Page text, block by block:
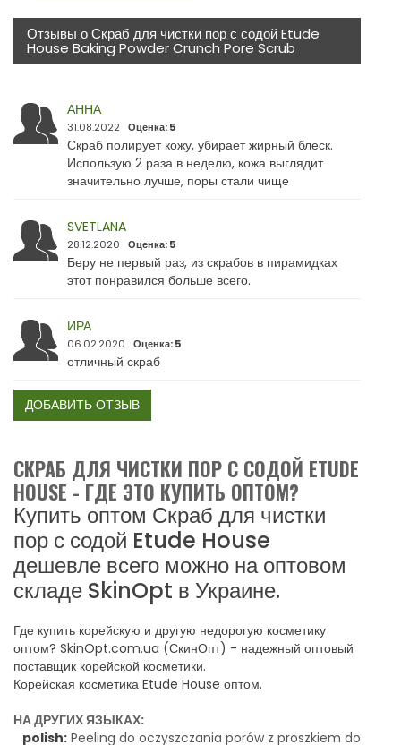
Отзывы о Скраб для чистки пор с содой Etude
House Baking Powder Crunch Pore Scrub
АННА
31.08.2022 Оценка: 5
Скраб полирует кожу, убирает жирный блеск.
Использую 2 раза в неделю, кожа выглядит
значительно лучше, поры стали чище
SVETLANA
28.12.2020 Оценка: 5
Беру не первый раз, из скрабов в пирамидках
этот понравился больше всего.
ИРА
06.02.2020 Оценка: 5
отличный скраб
ДОБАВИТЬ ОТЗЫВ
СКРАБ ДЛЯ ЧИСТКИ ПОР С СОДОЙ ETUDE
HOUSE - ГДЕ ЭТО КУПИТЬ ОПТОМ?
Купить оптом Скраб для чистки
пор с содой Etude House
дешевле всего можно на оптовом
складе SkinOpt в Украине.
Где купить корейскую и другую недорогую косметику
оптом? SkinOpt.com.ua (СкинОпт) - надежный оптовый
поставщик корейской косметики.
Корейская косметика Etude House оптом.
НА ДРУГИХ ЯЗЫКАХ:
polish: Peeling do oczyszczania porów z proszkiem do